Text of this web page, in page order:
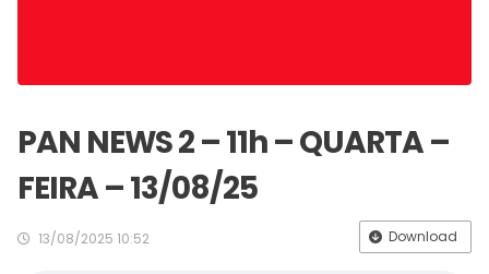
PAN NEWS 2 – 11h – QUARTA –
FEIRA – 13/08/25
13/08/2025 10:52 Download